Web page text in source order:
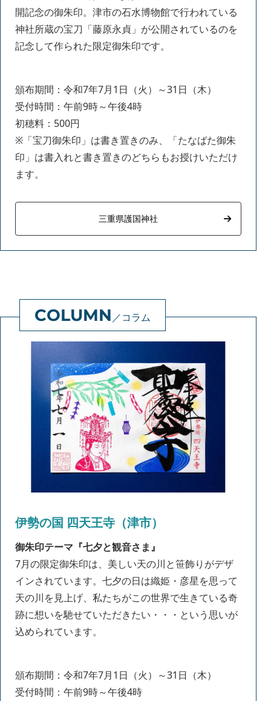
開記念の御朱印。津市の石水博物館で行われている
神社所蔵の宝刀「藤原永貞」が公開されているのを
記念して作られた限定御朱印です。
頒布期間：令和7年7月1日（火）～31日（木）
受付時間：午前9時～午後4時
初穂料：500円
※「宝刀御朱印」は書き置きのみ、「たなばた御朱
印」は書入れと書き置きのどちらもお授けいただけ
ます。
三重県護国神社
コラム
伊勢の国 四天王寺（津市）
御朱印テーマ『七夕と観音さま』
7月の限定御朱印は、美しい天の川と笹飾りがデザ
インされています。七夕の日は織姫・彦星を思って
天の川を見上げ、私たちがこの世界で生きている奇
跡に想いを馳せていただきたい・・・という思いが
込められています。
頒布期間：令和7年7月1日（火）～31日（木）
受付時間：午前9時～午後4時